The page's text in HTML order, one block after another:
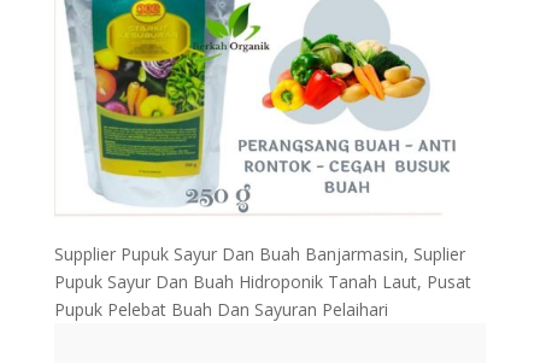
Supplier Pupuk Sayur Dan Buah Banjarmasin, Suplier
Pupuk Sayur Dan Buah Hidroponik Tanah Laut, Pusat
Pupuk Pelebat Buah Dan Sayuran Pelaihari